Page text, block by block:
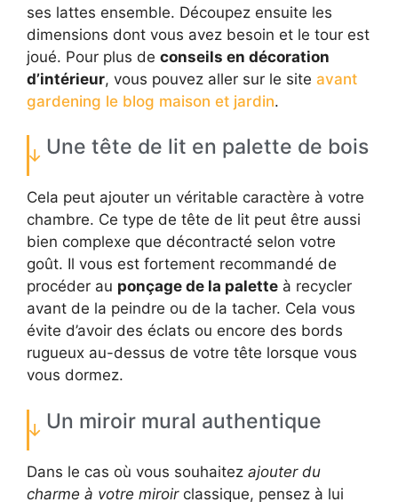
ses lattes ensemble. Découpez ensuite les
dimensions dont vous avez besoin et le tour est
joué. Pour plus de conseils en décoration
d’intérieur, vous pouvez aller sur le site avant
gardening le blog maison et jardin.
Une tête de lit en palette de bois
Cela peut ajouter un véritable caractère à votre
chambre. Ce type de tête de lit peut être aussi
bien complexe que décontracté selon votre
goût. Il vous est fortement recommandé de
procéder au ponçage de la palette à recycler
avant de la peindre ou de la tacher. Cela vous
évite d’avoir des éclats ou encore des bords
rugueux au-dessus de votre tête lorsque vous
vous dormez.
Un miroir mural authentique
Dans le cas où vous souhaitez ajouter du
charme à votre miroirclassique, pensez à lui